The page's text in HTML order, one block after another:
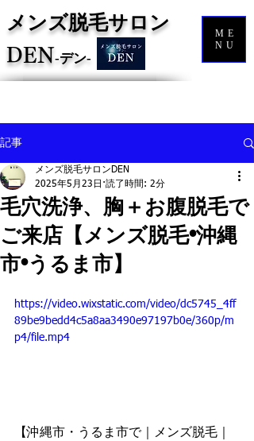
メンズ脱毛サロン
DEN‐デン‐
ME
NU
記事
毛穴洗浄、胸＋お腹脱毛で
ご来店【メンズ脱毛•沖縄
市•うるま市】
メンズ脱毛サロンDEN
2025年5月23日 読了時間: 2分
https://video.wixstatic.com/video/dc5745_4ff
89be9bedd4c5a8aa3490e97197b0e/360p/m
p4/file.mp4
【沖縄市・うるま市で｜メンズ脱毛｜